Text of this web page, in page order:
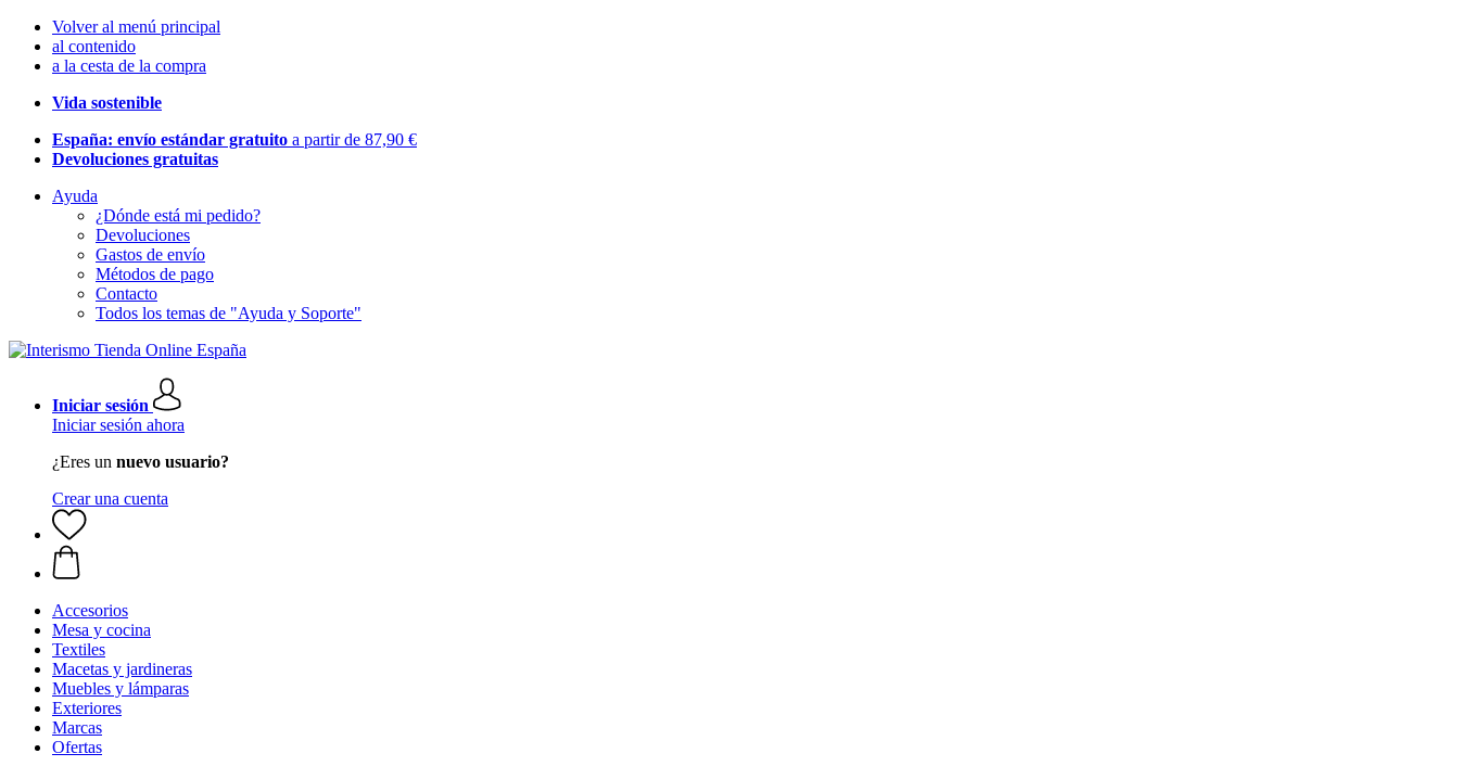
Volver al menú principal
al contenido
a la cesta de la compra
Vida sostenible
España: envío estándar gratuito a partir de 87,90 €
Devoluciones gratuitas
Ayuda
¿Dónde está mi pedido?
Devoluciones
Gastos de envío
Métodos de pago
Contacto
Todos los temas de "Ayuda y Soporte"
Iniciar sesión
Iniciar sesión ahora
¿Eres un nuevo usuario?
Crear una cuenta
Accesorios
Mesa y cocina
Textiles
Macetas y jardineras
Muebles y lámparas
Exteriores
Marcas
Ofertas